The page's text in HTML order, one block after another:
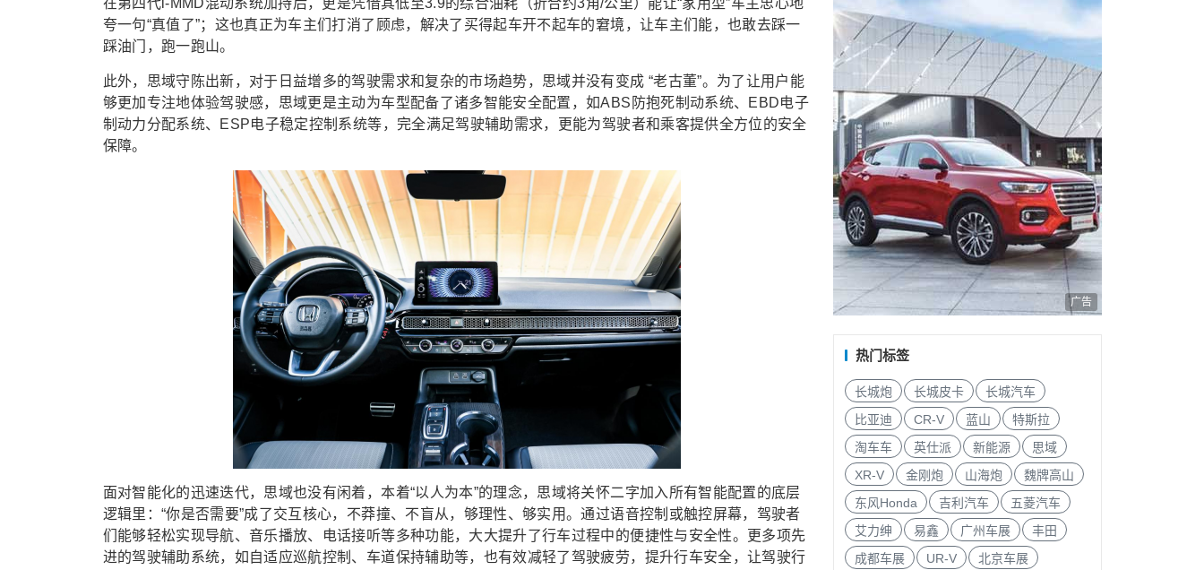
在第四代i-MMD混动系统加持后，更是凭借其低至3.9的综合油耗（折合约3角/公里）能让“家用型”车主忠心地
夸一句“真值了”；这也真正为车主们打消了顾虑，解决了买得起车开不起车的窘境，让车主们能，也敢去踩一
踩油门，跑一跑山。
此外，思域守陈出新，对于日益增多的驾驶需求和复杂的市场趋势，思域并没有变成 “老古董”。为了让用户能
够更加专注地体验驾驶感，思域更是主动为车型配备了诸多智能安全配置，如ABS防抱死制动系统、EBD电子
制动力分配系统、ESP电子稳定控制系统等，完全满足驾驶辅助需求，更能为驾驶者和乘客提供全方位的安全
保障。
面对智能化的迅速迭代，思域也没有闲着，本着“以人为本”的理念，思域将关怀二字加入所有智能配置的底层
逻辑里：“你是否需要”成了交互核心，不莽撞、不盲从，够理性、够实用。通过语音控制或触控屏幕，驾驶者
们能够轻松实现导航、音乐播放、电话接听等多种功能，大大提升了行车过程中的便捷性与安全性。更多项先
进的驾驶辅助系统，如自适应巡航控制、车道保持辅助等，也有效减轻了驾驶疲劳，提升行车安全，让驾驶行
广告
热门标签
长城炮 长城皮卡
长城汽车
比亚迪
CR-V 蓝山
特斯拉
淘车车
英仕派 新能源
思域
XR-V
金刚炮 山海炮
魏牌高山
东风Honda
吉利汽车
五菱汽车
艾力绅
易鑫 广州车展
丰田
成都车展
UR-V
北京车展